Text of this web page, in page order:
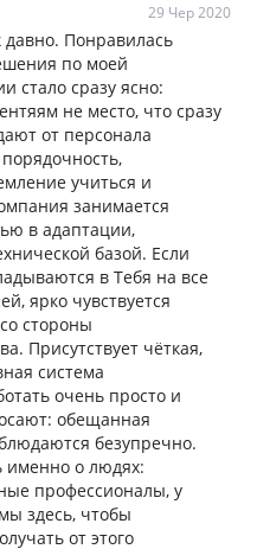
29 Чер 2020
давно. Понравилась
по моей
стало сразу ясно:
не место, что сразу
от персонала
учиться и
занимается
в адаптации,
базой. Если
в Тебя на все
ярко чувствуется
стороны
Присутствует чёткая,
система
очень просто и
обещанная
безупречно.
именно о людях:
профессионалы, у
здесь, чтобы
от этого